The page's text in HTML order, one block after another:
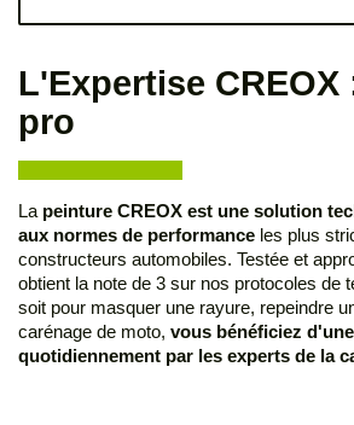
L'Expertise CREOX
pro
La peinture CREOX est une solution
aux normes de performance les plus
constructeurs automobiles. Testée et
obtient la note de 3 sur nos protocoles de
soit pour masquer une rayure, repeindre
carénage de moto, vous bénéficiez
quotidiennement par les experts de la